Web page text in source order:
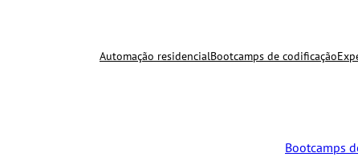
Automação residencialBootcamps de codificação
Bootcamps